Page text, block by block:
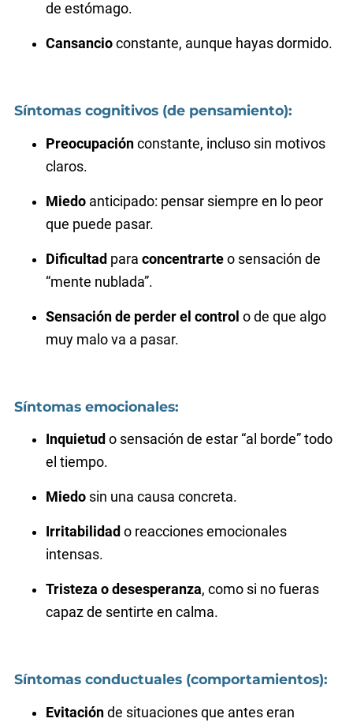
de estómago.
Cansancioconstante, aunque hayas dormido.
Síntomas cognitivos (de pensamiento):
Preocupaciónconstante, incluso sin motivos
claros.
Miedoanticipado: pensar siempre en lo peor
que puede pasar.
Dificultad para concentrarteo sensación de
“mente nublada”.
Sensación de perder el control o de que algo
muy malo va a pasar.
Síntomas emocionales:
Inquietud o sensación de estar “al borde” todo
el tiempo.
Miedosin una causa concreta.
Irritabilidad o reacciones emocionales
intensas.
Tristeza o desesperanza, como si no fueras
capaz de sentirte en calma.
Síntomas conductuales (comportamientos):
Evitaciónde situaciones que antes eran